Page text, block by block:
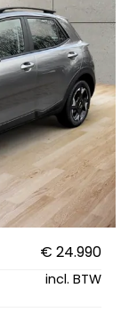
€ 24.990
incl. BTW